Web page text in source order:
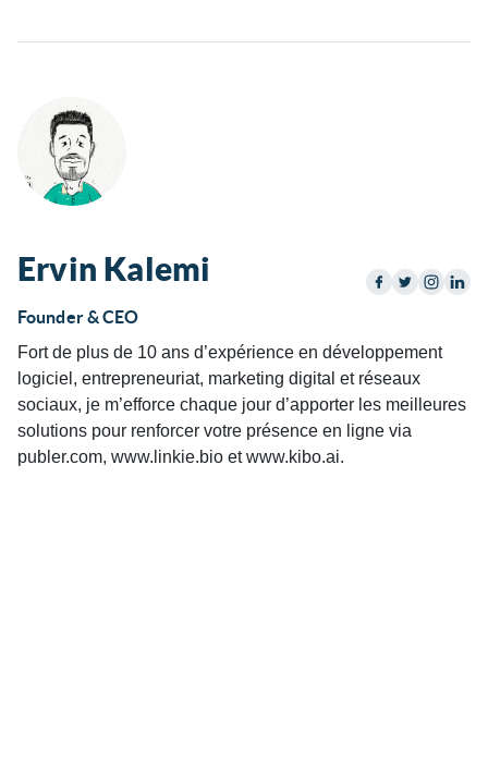
Ervin Kalemi
Founder & CEO
Fort de plus de 10 ans d’expérience en développement
logiciel, entrepreneuriat, marketing digital et réseaux
sociaux, je m’efforce chaque jour d’apporter les meilleures
solutions pour renforcer votre présence en ligne via
publer.com, www.linkie.bio et www.kibo.ai.